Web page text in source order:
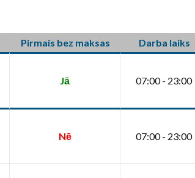
Pirmais bez maksas Darba laiks
Jā 07:00 - 23:00
Nē 07:00 - 23:00